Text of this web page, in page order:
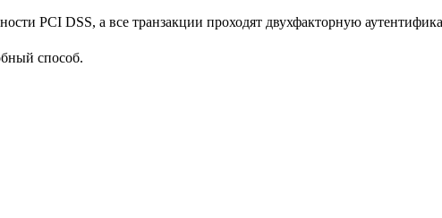
PCI DSS, а все транзакции проходят двухфакторную
способ.